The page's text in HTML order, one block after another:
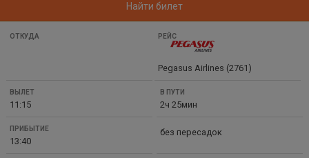
Найти билет
Pegasus Airlines (2761)
11:15 2ч 25мин
13:40
без пересадок